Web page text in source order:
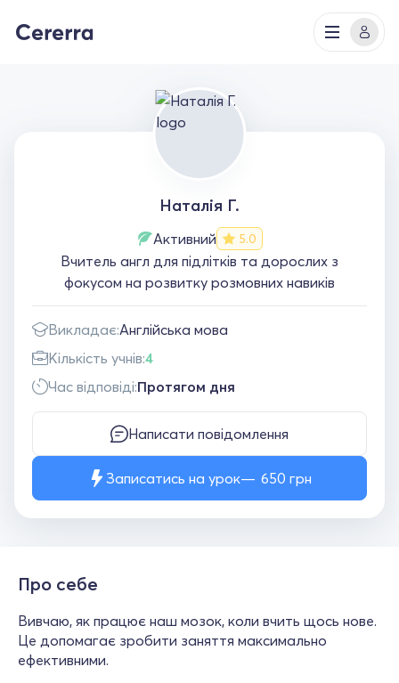
Наталія Г.
Активний 5.0
Вчитель англ для підлітків та дорослих з
фокусом на розвитку розмовних навиків
Викладає:Англійська мова
Кількість учнів:4
Час відповіді:Протягом дня
Написати повідомлення
Записатись на урок 650 грн
Про себе
Вивчаю, як працює наш мозок, коли вчить щось нове.
Це допомагає зробити заняття максимально
ефективними.